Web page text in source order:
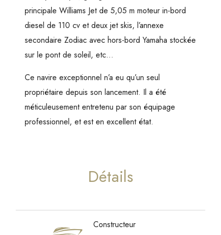
principale Williams Jet de 5,05 m moteur in-bord
diesel de 110 cv et deux jet skis, l’annexe
secondaire Zodiac avec hors-bord Yamaha stockée
sur le pont de soleil, etc…
Ce navire exceptionnel n’a eu qu’un seul
propriétaire depuis son lancement. Il a été
méticuleusement entretenu par son équipage
professionnel, et est en excellent état.
Détails
Constructeur